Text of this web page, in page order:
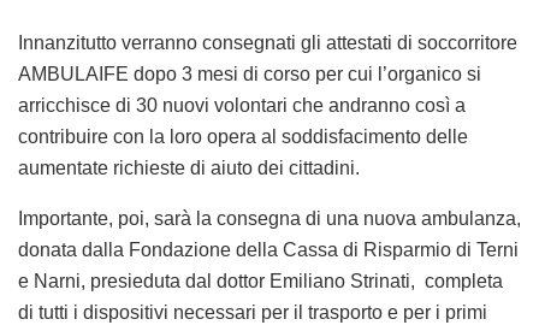
Innanzitutto verranno consegnati gli attestati di soccorritore
AMBULAIFE dopo 3 mesi di corso per cui l’organico si
arricchisce di 30 nuovi volontari che andranno così a
contribuire con la loro opera al soddisfacimento delle
aumentate richieste di aiuto dei cittadini.
Importante, poi, sarà la consegna di una nuova ambulanza,
donata dalla Fondazione della Cassa di Risparmio di Terni
e Narni, presieduta dal dottor Emiliano Strinati, completa
di tutti i dispositivi necessari per il trasporto e per i primi